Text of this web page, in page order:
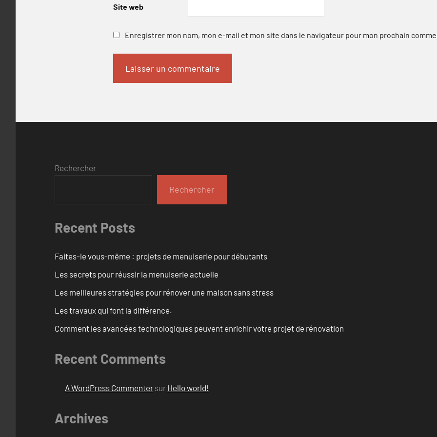
Site web
Enregistrer mon nom, mon e-mail et mon site dans le navigateur pour mon prochain
Rechercher
Rechercher
Recent Posts
Faites-le vous-même : projets de menuiserie pour débutants
Les secrets pour réussir la menuiserie actuelle
Les meilleures stratégies pour rénover une maison sans stress
Les travaux qui font la différence.
Comment les avancées technologiques peuvent enrichir votre projet de rénovation
Recent Comments
A WordPress Commenter sur Hello world!
Archives